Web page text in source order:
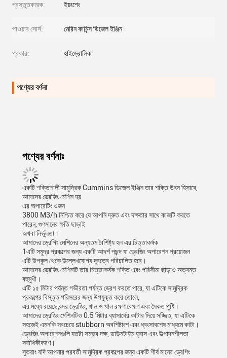
প্রস্তুতকারক: ইয়ংশেং
পাওয়ার সোর্স: মেরিন কামিন্স ডিজেল ইঞ্জিন
প্রকার: হাইড্রোলিক
পণ্যের বর্ণনা
পণ্যের বর্ণনাঃ
একটি শক্তিশালী সামুদ্রিক Cummins ডিজেল ইঞ্জিন তার শক্তি উৎস হিসাবে,
আমাদের ড্রেজিং মেশিন হয়
এর অপারেটিং ওজন
3800 M3/h নিশ্চিত করে যে আপনি দ্রুত এবং দক্ষতার সাথে কাজটি করতে
পারেন, গুণমানের ক্ষতি ছাড়াই
অথবা নির্ভুলতা।
আমাদের ড্রেগিং মেশিনের অন্যতম বৈশিষ্ট্য হল এর চিত্তাকর্ষক
1এটি সমুদ্র প্রকল্পের জন্য একটি আদর্শ পছন্দ যা ড্রেজিং অপারেশন প্রয়োজন
এটি উপকূল থেকে উল্লেখযোগ্য দূরত্বে পরিচালিত হবে।
আমাদের ড্রেজিং মেশিনটি তার চিত্তাকর্ষক শক্তি এবং পরিসীমা ছাড়াও অত্যন্ত
বহুমুখী।
এটি ১৫ মিটার পর্যন্ত গভীরতা পর্যন্ত ড্রেগ করতে পারে, যা এটিকে সামুদ্রিক
প্রকল্পের বিস্তৃত পরিসরের জন্য উপযুক্ত করে তোলে,
এর মধ্যে রয়েছে বন্দর ড্রেজিং, খাল ও খাল রক্ষণাবেক্ষণ এবং সৈকত পুষ্টি।
আমাদের ড্রেজিং মেশিনটিও 0.5 মিটার ব্যাসার্ধের কাটার দিয়ে সজ্জিত, যা এটিকে
সহজেই এমনকি সবচেয়ে stubborn অবশিষ্টাংশ এবং ধ্বংসাবশেষ মাধ্যমে কাটা।
ড্রেজিং অপারেশনগুলি যতটা সম্ভব দক্ষ, ডাউনটাইম হ্রাস এবং উত্পাদনশীলতা
সর্বাধিকীকরণ।
সুতরাং যদি আপনার পরবর্তী সামুদ্রিক প্রকল্পের জন্য একটি শীর্ষ মানের ড্রেগিং